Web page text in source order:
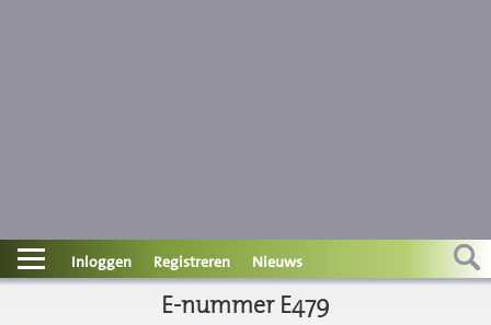
ContactInloggen Registreren Nieuws
E-nummer E479